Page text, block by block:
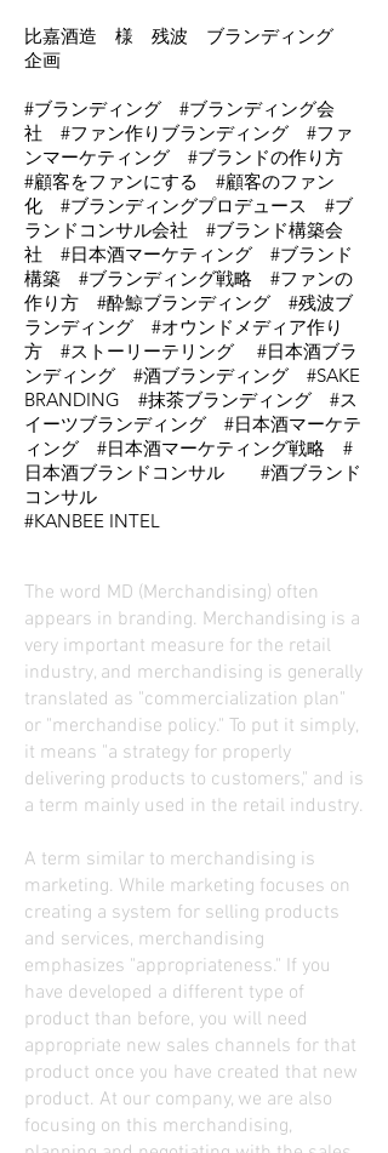
比嘉酒造 様 残波 ブランディング
企画
#ブランディング #ブランディング会
社 #ファン作りブランディング #ファ
ンマーケティング #ブランドの作り方
#顧客をファンにする #顧客のファン
化 #ブランディングプロデュース #ブ
ランドコンサル会社 #ブランド構築会
社 #日本酒マーケティング #ブランド
構築 #ブランディング戦略 #ファンの
作り方 #酔鯨ブランディング #残波ブ
ランディング #オウンドメディア作り
方 #ストーリーテリング #日本酒ブラ
ンディング #酒ブランディング #SAKE
BRANDING #抹茶ブランディング #ス
イーツブランディング #日本酒マーケテ
ィング #日本酒マーケティング戦略 #
日本酒ブランドコンサル #酒ブランド
コンサル
#KANBEE INTEL
The word MD (Merchandising) often
appears in branding. Merchandising is a
very important measure for the retail
industry, and merchandising is generally
translated as "commercialization plan"
or "merchandise policy." To put it simply,
it means "a strategy for properly
delivering products to customers," and is
a term mainly used in the retail industry.
A term similar to merchandising is
marketing. While marketing focuses on
creating a system for selling products
and services, merchandising
emphasizes "appropriateness." If you
have developed a different type of
product than before, you will need
appropriate new sales channels for that
product once you have created that new
product. At our company, we are also
focusing on this merchandising,